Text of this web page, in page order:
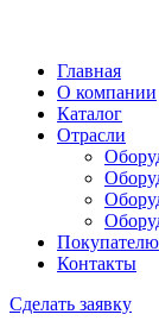
Главная
О компании
Каталог
Отрасли
Покупателю
Контакты
Сделать заявку